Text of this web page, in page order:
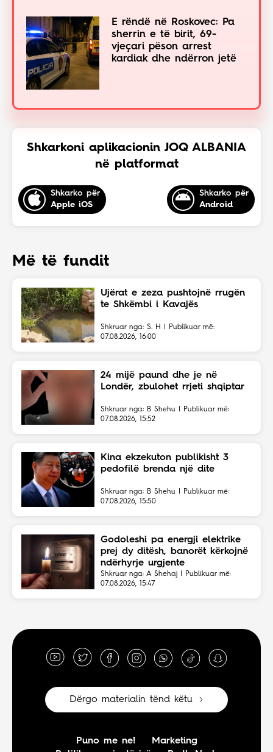
E rëndë në Roskovec: Pa
sherrin e të birit, 69-
vjeçari pëson arrest
kardiak dhe ndërron jetë
Shkarkoni aplikacionin JOQ ALBANIA
në platformat
Shkarko për
Apple iOS
Shkarko për
Android
Më të fundit
Ujërat e zeza pushtojnë rrugën
te Shkëmbi i Kavajës
Shkruar nga: S. H | Publikuar më:
07.08.2026, 16:00
24 mijë paund dhe je në
Londër, zbulohet rrjeti shqiptar
Shkruar nga: B Shehu | Publikuar më:
07.08.2026, 15:52
Kina ekzekuton publikisht 3
pedofilë brenda një dite
Shkruar nga: B Shehu | Publikuar më:
07.08.2026, 15:50
Godoleshi pa energji elektrike
prej dy ditësh, banorët kërkojnë
ndërhyrje urgjente
Shkruar nga: A Shehaj | Publikuar më:
07.08.2026, 15:47
Dërgo materialin tënd këtu
Puno me ne!
Marketing